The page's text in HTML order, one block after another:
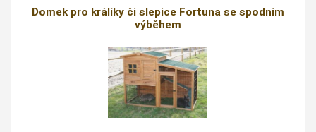
Domek pro králíky či slepice Fortuna se spodním
výběhem